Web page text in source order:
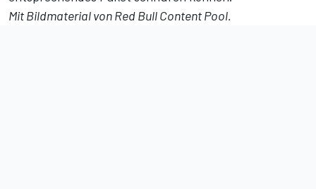
Mit Bildmaterial von Red Bull Content Pool.